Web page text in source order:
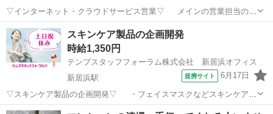
▽インターネット・クラウドサービス営業▽ メインの営業担当のサ
ポート業務！まずは現営業さんの補佐からスタート！問合せ対応は慣
れてから◎高時給1,310円×土日祝休みでプレイべートも充実！～ご自
宅からスマホ・PCで☆ZOO...
愛媛 松山市 福音寺駅 営業
スキンケア製品の企画開発
時給1,350円
テンプスタッフフォーラム株式会社 新居浜オフィス
新居浜駅
提携サイト 6月17日
▽スキンケア製品の企画開発▽ ・フェイスマスクなどスキンケア製
品の企画・処方開発をお願いします・業界のパイオニアとして、今後
愛媛 新居浜市 営業